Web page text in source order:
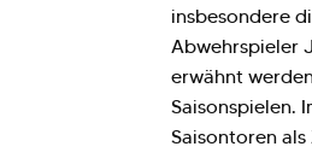
insbesondere
Abwehrspieler
erwähnt
Saisonspielen.
Saisontoren